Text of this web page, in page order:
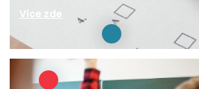
Více zde